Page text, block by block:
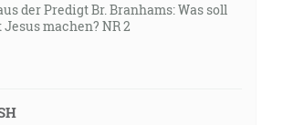
der Predigt Br. Branhams: Was soll
machen? NR 2